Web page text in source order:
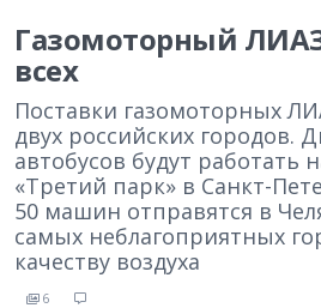
Газомоторный
всех
Поставки газомоторных
двух российских городов.
автобусов будут
«Третий парк» в Санкт-
50 машин отправятся в
самых неблагоприятных
качеству воздуха
6